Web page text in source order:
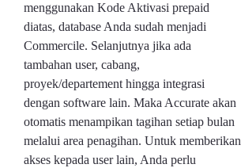
menggunakan Kode Aktivasi prepaid
diatas, database Anda sudah menjadi
Commercile. Selanjutnya jika ada
tambahan user, cabang,
proyek/departement hingga integrasi
dengan software lain. Maka Accurate akan
otomatis menampikan tagihan setiap bulan
melalui area penagihan. Untuk memberikan
akses kepada user lain, Anda perlu